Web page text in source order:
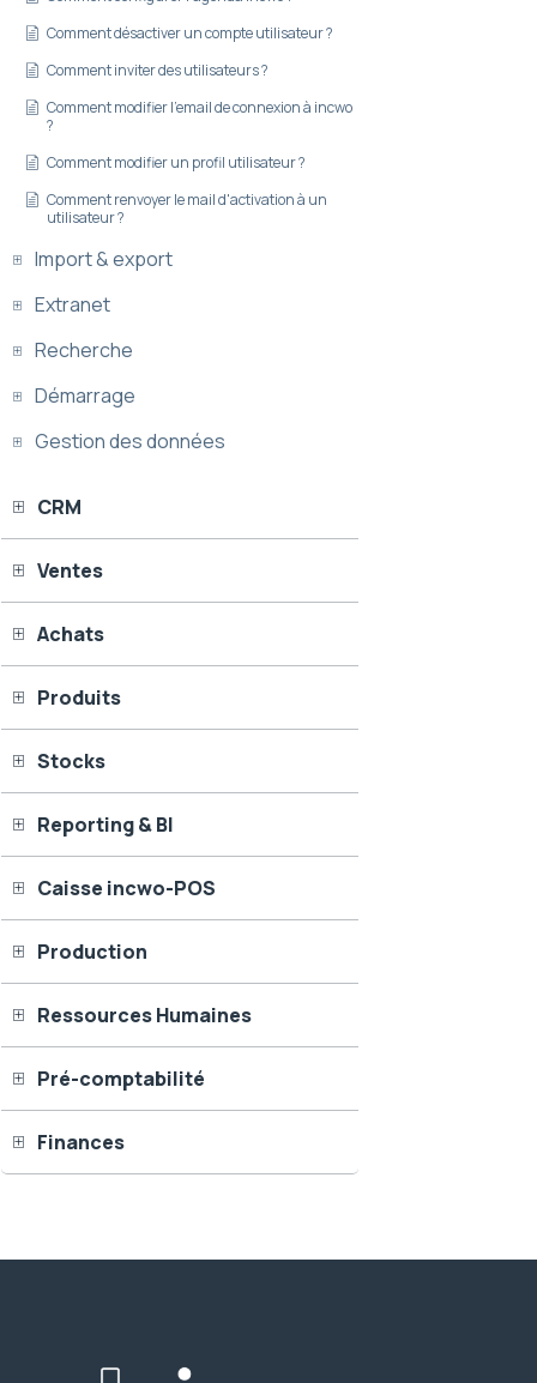
Comment désactiver un compte utilisateur ?
Comment inviter des utilisateurs ?
Comment modifier l'email de connexion à incwo
?
Comment modifier un profil utilisateur ?
Comment renvoyer le mail d'activation à un
utilisateur ?
Import & export
Extranet
Recherche
Démarrage
Gestion des données
CRM
Ventes
Achats
Produits
Stocks
Reporting & BI
Caisse incwo-POS
Production
Ressources Humaines
Pré-comptabilité
Finances